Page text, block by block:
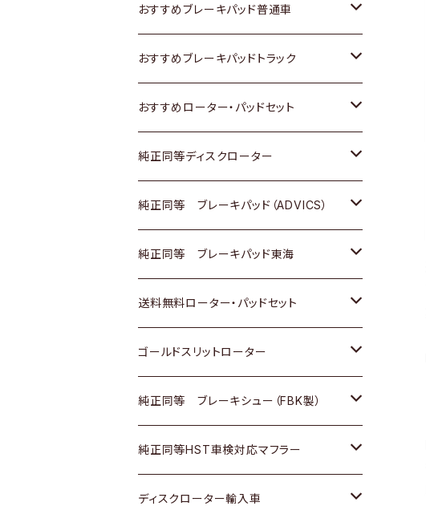
日産
いすゞ
ダイハツ
マツダ
三菱
スバル
日野
三菱ふそう
ＢＭＷ
スズキ
日産
いすゞ
ダイハツ
マツダ
三菱
日野
三菱ふそう
スズキ
日産
いすゞ
ダイハツ
三菱
日野
三菱ふそう
その他
トヨタ
ホンダ
スズキ
日産
ダイハツ
マツダ
三菱
スバル
おすすめブレーキパッド普通車
トヨタ
ホンダ
スズキ
日産
いすゞ
ダイハツ
マツダ
三菱
スバル
おすすめブレーキパッドトラック
トヨタ
日産
いすゞ
ダイハツ
マツダ
三菱
おすすめローター・パッドセット
トヨタ
ホンダ
スズキ
日産
ダイハツ
マツダ
三菱
スバル
純正同等ディスクローター
トヨタ
ホンダ
スズキ
日産
いすゞ
ダイハツ
マツダ
純正同等 ブレーキパッド（ADVICS）
トヨタ
ホンダ
スズキ
日産
ダイハツ
マツダ
純正同等 ブレーキパッド東海
トヨタ
ホンダ
日産
いすゞ
ダイハツ
送料無料ローター・パッドセット
トヨタ
ホンダ
スズキ
日産
ゴールドスリットローター
トヨタ
ホンダ
スズキ
純正同等 ブレーキシュー（FBK製）
ホンダ
スズキ
純正同等HST車検対応マフラー
トヨタ
ディスクローター輸入車